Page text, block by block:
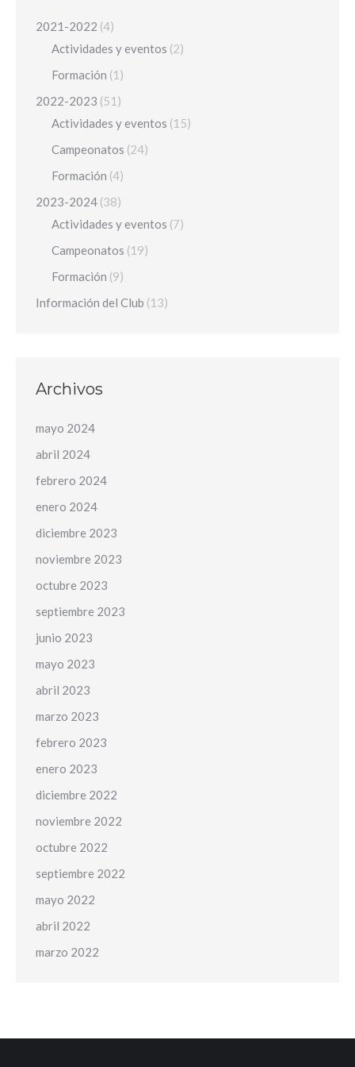
2021-2022 (4)
Actividades y eventos (2)
Formación (1)
2022-2023 (51)
Actividades y eventos (15)
Campeonatos (24)
Formación (4)
2023-2024 (38)
Actividades y eventos (7)
Campeonatos (19)
Formación (9)
Información del Club (13)
Archivos
mayo 2024
abril 2024
febrero 2024
enero 2024
diciembre 2023
noviembre 2023
octubre 2023
septiembre 2023
junio 2023
mayo 2023
abril 2023
marzo 2023
febrero 2023
enero 2023
diciembre 2022
noviembre 2022
octubre 2022
septiembre 2022
mayo 2022
abril 2022
marzo 2022